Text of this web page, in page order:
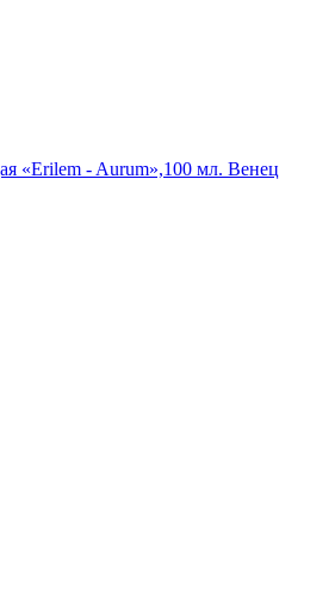
«Erilem - Aurum»,100 мл. Венец